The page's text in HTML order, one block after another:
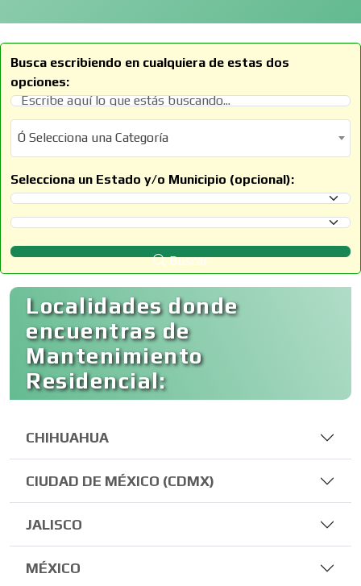
Busca escribiendo en cualquiera de estas dos
opciones:
Ó Selecciona una Categoría
Ó Selecciona una Categoría
Selecciona un Estado y/o Municipio (opcional):
Selecciona un Estado
Selecciona un Municipio
Buscar
Localidades donde
encuentras de
Mantenimiento
Residencial:
CHIHUAHUA
CIUDAD DE MÉXICO (CDMX)
JALISCO
MÉXICO